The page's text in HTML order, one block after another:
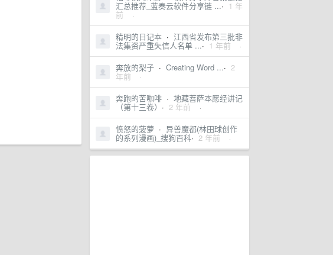
汇总推荐_蓝奏云软件分享链 ...· 1 年
前 ·
精明的日记本 · 江西省发布第三批非
法集资严重失信人名单 ...· 1 年前 ·
奔放的梨子 · Creating Word ...· 2
年前 ·
奔跑的苦咖啡 · 地藏菩萨本愿经讲记
（第十三卷） · 2 年前 ·
愤怒的菠萝 · 异兽魔都(林田球创作
的系列漫画)_搜狗百科·2 年前 ·